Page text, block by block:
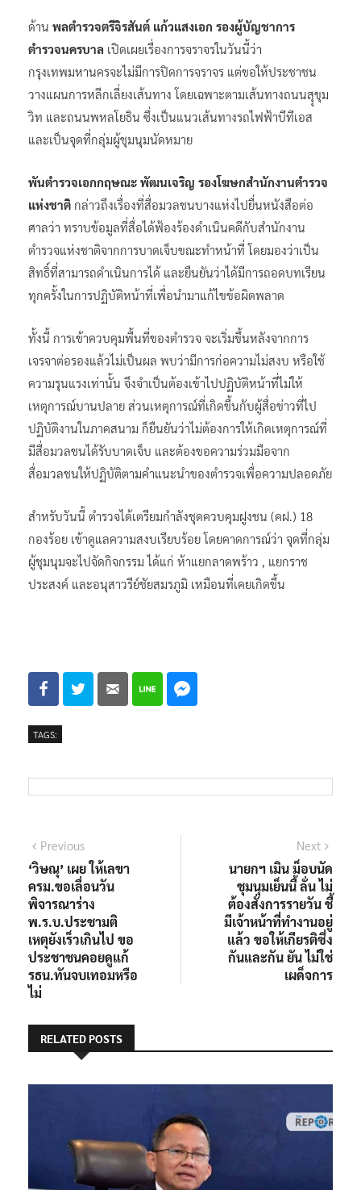
ด้าน พลตำรวจตรีจิรสันต์ แก้วแสงเอก รองผู้บัญชาการ
ตำรวจนครบาล เปิดเผยเรื่องการจราจรในวันนี้ว่า
กรุงเทพมหานครจะไม่มีการปิดการจราจร แต่ขอให้ประชาชน
วางแผนการหลีกเลี่ยงเส้นทาง โดยเฉพาะตามเส้นทางถนนสุุขุม
วิท และถนนพหลโยธิน ซึ่งเป็นแนวเส้นทางรถไฟฟ้าบีทีเอส
และเป็นจุดที่กลุ่มผู้ชุมนุมนัดหมาย
พันตำรวจเอกกฤษณะ พัฒนเจริญ รองโฆษกสำนักงานตำรวจ
แห่งชาติ กล่าวถึงเรื่องที่สื่อมวลชนบางแห่งไปยื่นหนังสือต่อ
ศาลว่า ทราบข้อมูลที่สื่อได้ฟ้องร้องดำเนินคดีกับสำนักงาน
ตำรวจแห่งชาติจากการบาดเจ็บขณะทำหน้าที่ โดยมองว่าเป็น
สิทธิ์ที่สามารถดำเนินการได้ และยืนยันว่าได้มีการถอดบทเรียน
ทุกครั้งในการปฏิบัติหน้าที่เพื่อนำมาแก้ไขข้อผิดพลาด
ทั้งนี้ การเข้าควบคุมพื้นที่ของตำรวจ จะเริ่มขึ้นหลังจากการ
เจรจาต่อรองแล้วไม่เป็นผล พบว่ามีการก่อความไม่สงบ หรือใช้
ความรุนแรงเท่านั้น จึงจำเป็นต้องเข้าไปปฏิบัติหน้าที่ไม่ให้
เหตุการณ์บานปลาย ส่วนเหตุการณ์ที่เกิดขึ้นกับผู้สื่อข่าวที่ไป
ปฏิบัติงานในภาคสนาม ก็ยืนยันว่าไม่ต้องการให้เกิดเหตุการณ์ที่
มีสื่อมวลชนได้รับบาดเจ็บ และต้องขอความร่วมมือจาก
สื่อมวลชนให้ปฏิบัติตามคำแนะนำของตำรวจเพื่อความปลอดภัย
สำหรับวันนี้ ตำรวจได้เตรียมกำลังชุดควบคุมฝูงชน (คฝ.) 18
กองร้อย เข้าดูแลความสงบเรียบร้อย โดยคาดการณ์ว่า จุดที่กลุ่ม
ผู้ชุมนุมจะไปจัดกิจกรรม ได้แก่ ห้าแยกลาดพร้าว , แยกราช
ประสงค์ และอนุสาวรีย์ชัยสมรภูมิ เหมือนที่เคยเกิดขึ้น
TAGS:
แนะแนว
เรื่อง
PreviousPrevious
post:
‘วิษณุ’ เผย ให้เลขา
ครม.ขอเลื่อนวัน
พิจารณาร่าง
พ.ร.บ.ประชามติ
เหตุยังเร็วเกินไป ขอ
ประชาชนคอยดูแก้
รธน.ทันจบเทอมหรือ
ไม่
Next
นายกฯ เมิน ม็อบนัด
ชุมนุมเย็นนี้ ลั่น ไม่
ต้องสั่งการรายวัน ชี้
มีเจ้าหน้าที่ทำงานอยู่
แล้ว ขอให้เกียรติซึ่ง
กันและกัน ยัน ไม่ใช่
เผด็จการ
RELATED POSTS